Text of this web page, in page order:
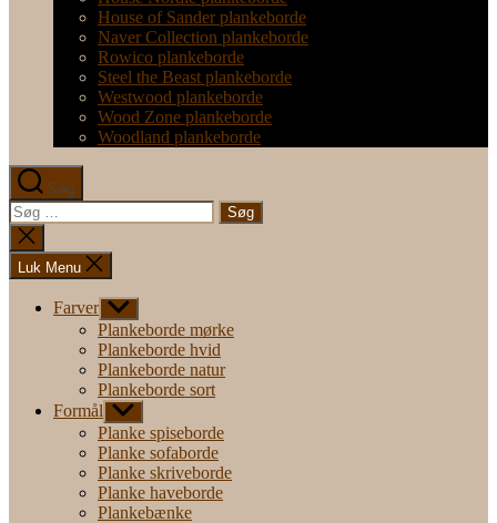
House of Sander plankeborde
Naver Collection plankeborde
Rowico plankeborde
Steel the Beast plankeborde
Westwood plankeborde
Wood Zone plankeborde
Woodland plankeborde
Søg
Søg
efter:
Luk
søgning
Luk Menu
Farver Vis
undermenu
Plankeborde mørke
Plankeborde hvid
Plankeborde natur
Plankeborde sort
Formål Vis
undermenu
Planke spiseborde
Planke sofaborde
Planke skriveborde
Planke haveborde
Plankebænke